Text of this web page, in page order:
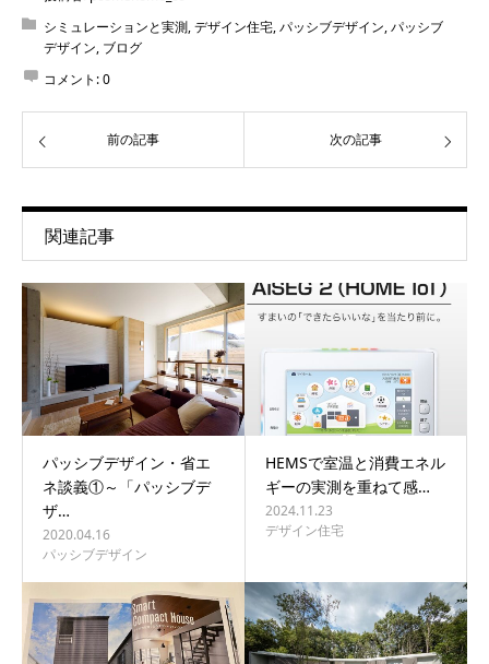
シミュレーションと実測,デザイン住宅,パッシブデザイン,パッシブ
デザイン, ブログ
コメント:0
前の記事 次の記事
関連記事
パッシブデザイン・省エ
ネ談義①～「パッシブデ
ザ…
2020.04.16
パッシブデザイン
HEMSで室温と消費エネル
ギーの実測を重ねて感…
2024.11.23
デザイン住宅